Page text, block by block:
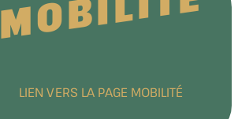
LIEN VERS LA PAGE MOBILITÉ